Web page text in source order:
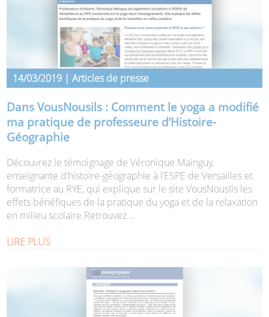
14/03/2019 | Articles de presse
Dans VousNousils : Comment le yoga a modifié
ma pratique de professeure d’Histoire-
Géographie
Découvrez le témoignage de Véronique Mainguy,
enseignante d’histoire-géographie à l’ESPE de Versailles et
formatrice au RYE, qui explique sur le site VousNousIls les
effets bénéfiques de la pratique du yoga et de la relaxation
en milieu scolaire.Retrouvez...
LIRE PLUS